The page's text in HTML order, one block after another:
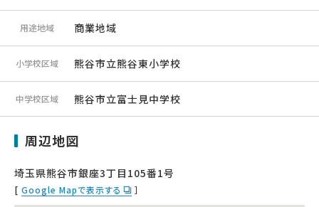
用途地域 商業地域
小学校区域 熊谷市立熊谷東小学校
中学校区域 熊谷市立富士見中学校
周辺地図
埼玉県熊谷市銀座3丁目105番1号
[ Google Mapで表示する ］